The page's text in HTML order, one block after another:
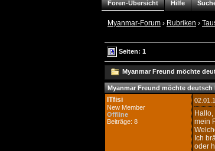
Foren-Übersicht
Hilfe
Myanmar-Forum › Rubriken ›
Seiten: 1
Myanmar Freund möchte
Myanmar Freund möchte deutsch
ITfisi
New Member
Offline
Beiträge: 8
Hallo,
mein
Ich
oder